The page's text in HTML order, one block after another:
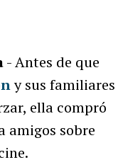
- Antes de que
y sus familiares
ella compró
amigos sobre